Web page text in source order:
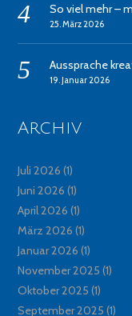
So viel mehr –
25. März 2026
Aussprache
19. Januar 2026
Archiv
Juli 2026 (1)
Juni 2026 (1)
April 2026 (1)
März 2026 (1)
Januar 2026 (1)
November 2025 (1)
Oktober 2025 (1)
September 2025 (1)